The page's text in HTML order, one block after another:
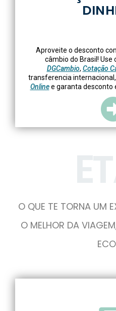
Aproveite o desconto
câmbio do Brasil! Use
DGCambio, Cotação
transferencia
Onlinee garanta desconto
O QUE TE TORNA UM
O MELHOR DA